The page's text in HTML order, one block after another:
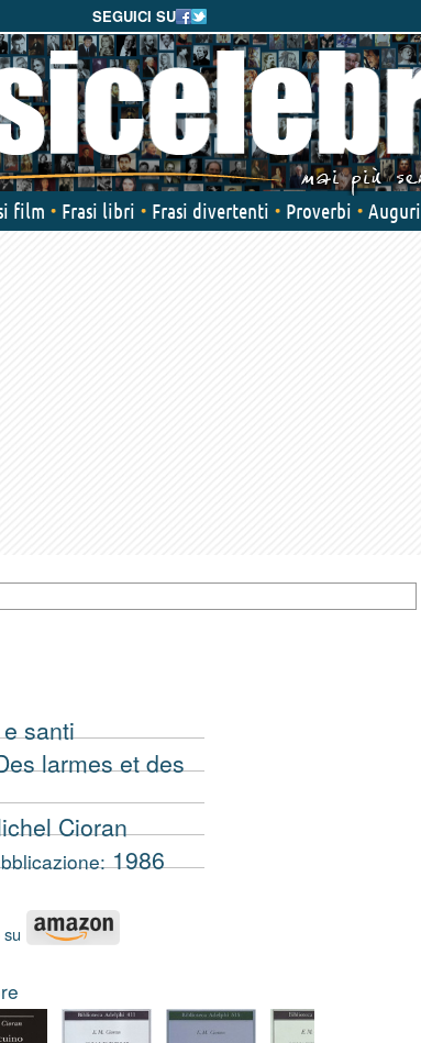
SEGUICI SU
film Frasi libri Frasi divertenti Proverbi Auguri
santi
larmes et des
Cioran
1986